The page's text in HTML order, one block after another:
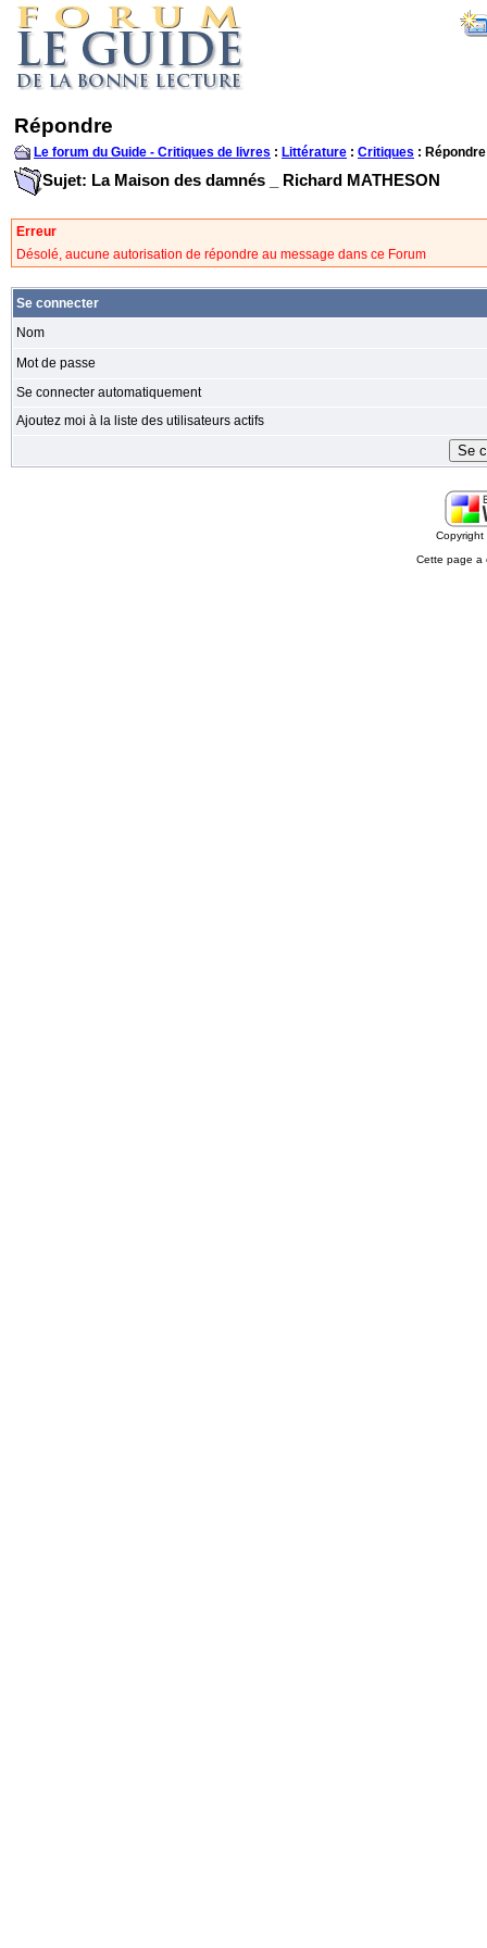
Répondre
Le forum du Guide - Critiques de livres : Littérature : Critiques : Répondre
Sujet: La Maison des damnés _ Richard MATHESON
Erreur
Désolé, aucune autorisation de répondre au message dans ce Forum
Se connecter
Nom
Mot de passe
Se connecter automatiquement
Ajoutez moi à la liste des utilisateurs actifs
Cette page a